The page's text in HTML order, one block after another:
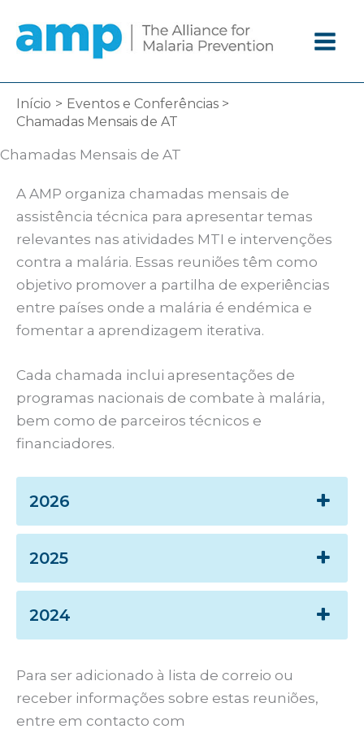
diretamente
para
o
conteúdo
Início
Eventos e Conferências
Chamadas Mensais de AT
Chamadas Mensais de AT
A AMP organiza chamadas mensais de
assistência técnica para apresentar temas
relevantes nas atividades MTI e intervenções
contra a malária. Essas reuniões têm como
objetivo promover a partilha de experiências
entre países onde a malária é endémica e
fomentar a aprendizagem iterativa.
Cada chamada inclui apresentações de
programas nacionais de combate à malária,
bem como de parceiros técnicos e
financiadores.
2026
2025
2024
Para ser adicionado à lista de correio ou
receber informações sobre estas reuniões,
entre em contacto com